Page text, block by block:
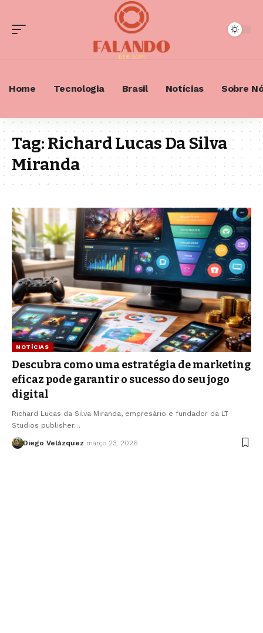
Home Tecnologia Brasil Notícias Sobre
Tag:Richard Lucas Da Silva
Miranda
NOTÍCIAS
Descubra como uma estratégia de marketing
eficaz pode garantir o sucesso do seu jogo
digital
Richard Lucas da Silva Miranda, empresário e fundador da LT
Studios publisher…
Diego Velázquez março 23, 2026